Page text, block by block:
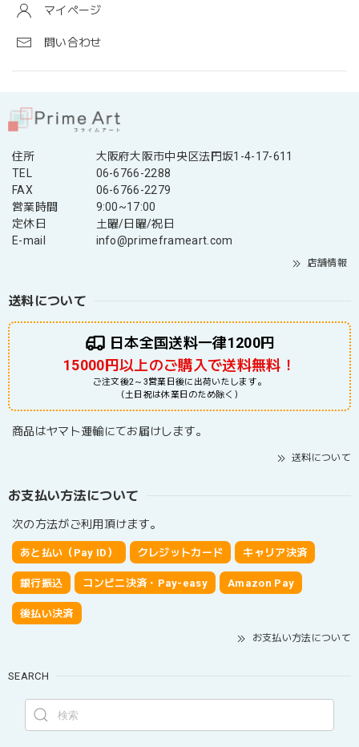
マイページ
問い合わせ
住所
大阪府大阪市中央区法円坂1-4-17-611
TEL
06-6766-2288
FAX
06-6766-2279
営業時間
9:00~17:00
定休日
土曜/日曜/祝日
E-mail
info@primeframeart.com
店舗情報
送料について
日本全国送料一律1200円
15000円以上のご購入で送料無料！
ご注文後2～3営業日後に出荷いたします。
（土日祝は休業日のため除く）
商品はヤマト運輸にてお届けします。
送料について
お支払い方法について
次の方法がご利用頂けます。
あと払い（Pay ID） クレジットカード キャリア決済
銀行振込 コンビニ決済・Pay-easy Amazon Pay
後払い決済
お支払い方法について
SEARCH